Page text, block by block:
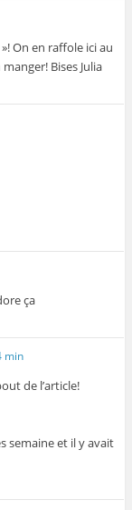
On en raffole ici au
Bises Julia
ça
min
de l’article!
semaine et il y avait